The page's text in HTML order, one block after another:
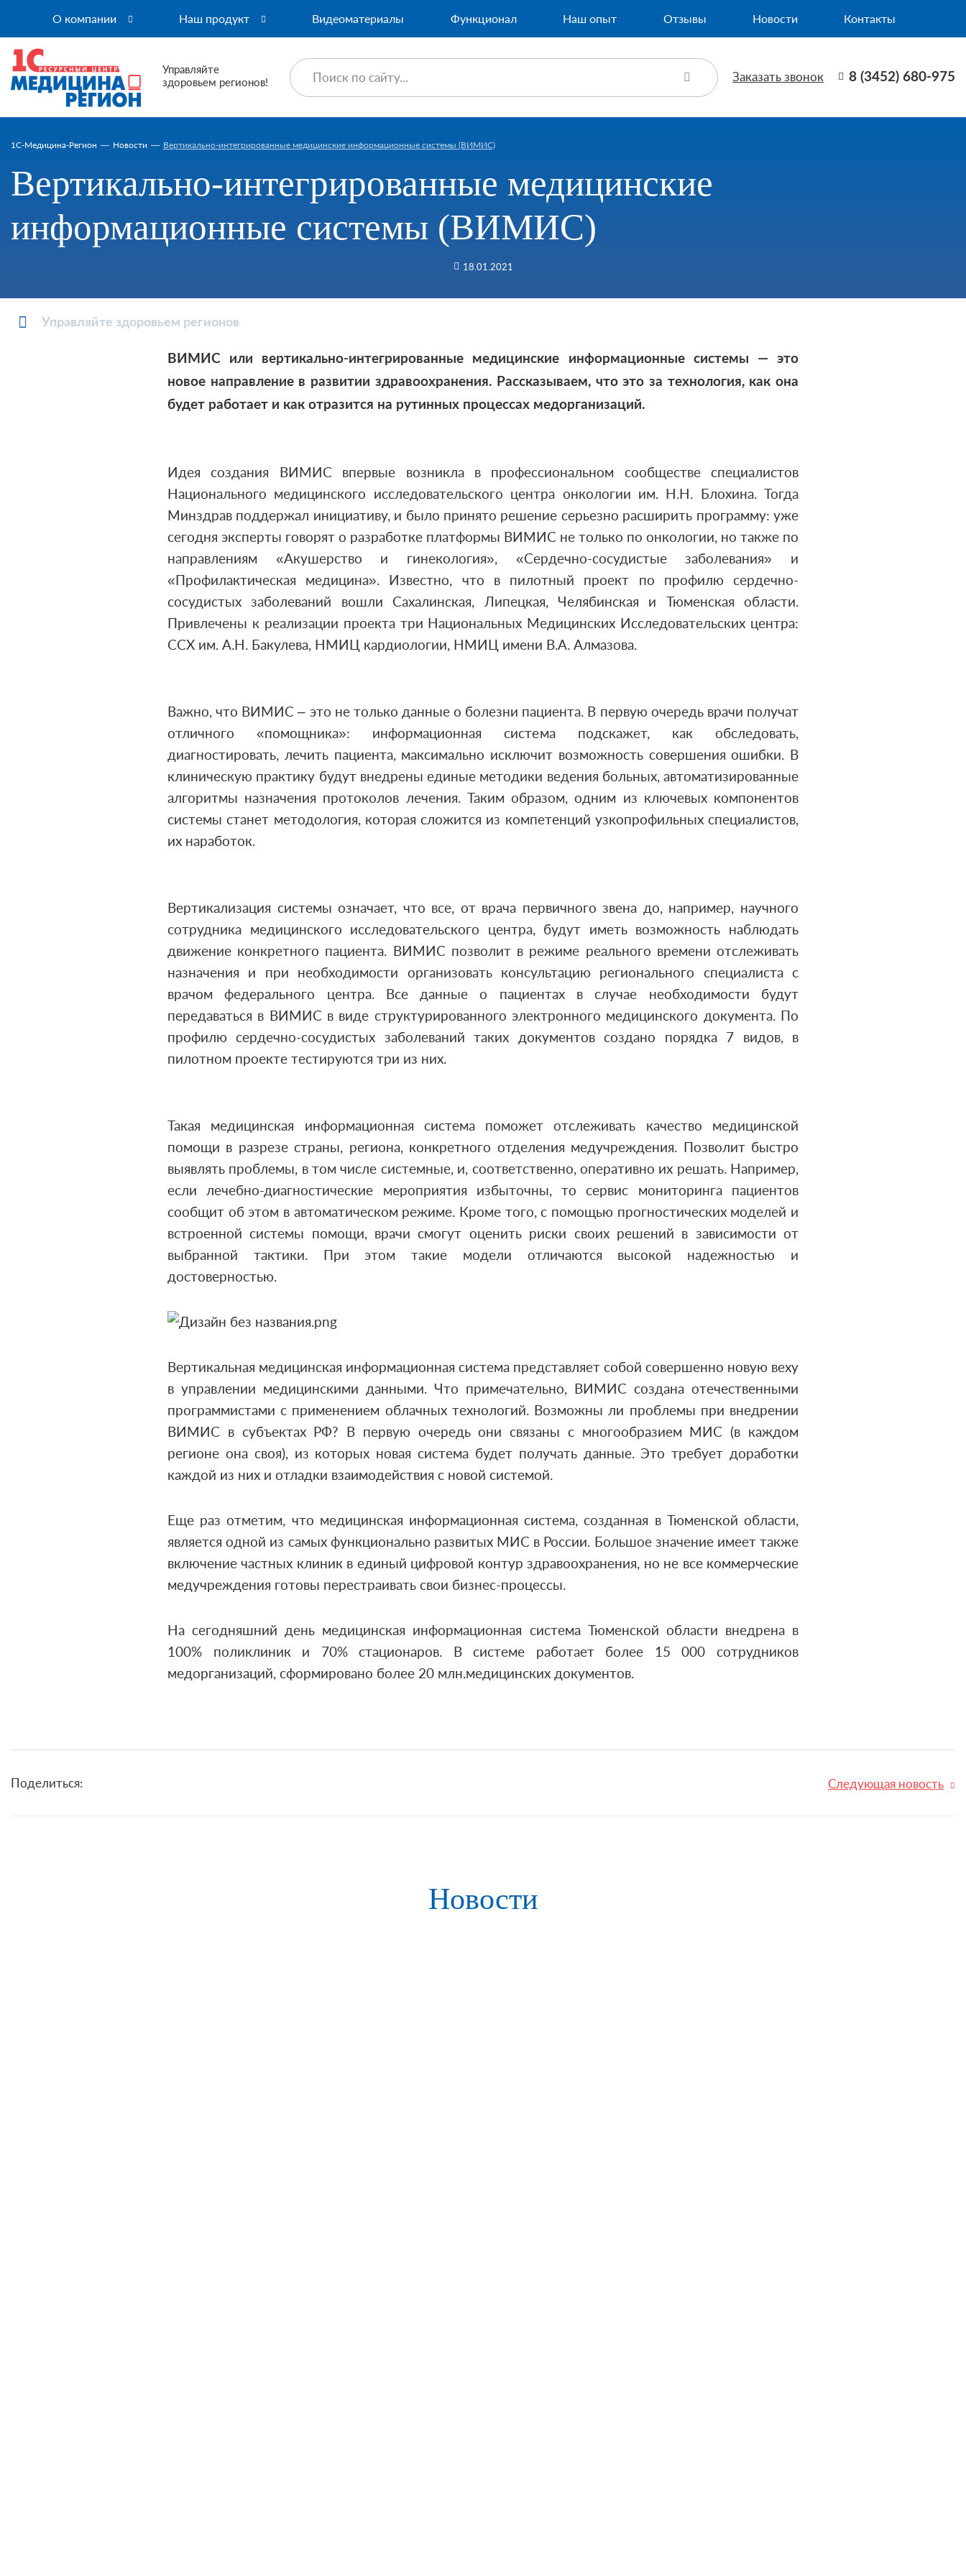
О компании Наш продукт Видеоматериалы Функционал Наш опыт Отзывы Новости Контакты
Управляйте
здоровьем регионов!
Заказать звонок 8 (3452) 680-975
1C-Медицина-Регион Новости Вертикально-интегрированные медицинские информационные системы (ВИМИС)
Вертикально-интегрированные медицинские
информационные системы (ВИМИС)
18.01.2021
Управляйте здоровьем регионов
ВИМИС или вертикально-интегрированные медицинские информационные системы — это
новое направление в развитии здравоохранения. Рассказываем, что это за технология, как она
будет работает и как отразится на рутинных процессах медорганизаций.
Идея создания ВИМИС впервые возникла в профессиональном сообществе специалистов
Национального медицинского исследовательского центра онкологии им. Н.Н. Блохина. Тогда
Минздрав поддержал инициативу, и было принято решение серьезно расширить программу: уже
сегодня эксперты говорят о разработке платформы ВИМИС не только по онкологии, но также по
направлениям «Акушерство и гинекология», «Сердечно-сосудистые заболевания» и
«Профилактическая медицина». Известно, что в пилотный проект по профилю сердечно-
сосудистых заболеваний вошли Сахалинская, Липецкая, Челябинская и Тюменская области.
Привлечены к реализации проекта три Национальных Медицинских Исследовательских центра:
ССХ им. А.Н. Бакулева, НМИЦ кардиологии, НМИЦ имени В.А. Алмазова.
Важно, что ВИМИС – это не только данные о болезни пациента. В первую очередь врачи получат
отличного «помощника»: информационная система подскажет, как обследовать,
диагностировать, лечить пациента, максимально исключит возможность совершения ошибки. В
клиническую практику будут внедрены единые методики ведения больных, автоматизированные
алгоритмы назначения протоколов лечения. Таким образом, одним из ключевых компонентов
системы станет методология, которая сложится из компетенций узкопрофильных специалистов,
их наработок.
Вертикализация системы означает, что все, от врача первичного звена до, например, научного
сотрудника медицинского исследовательского центра, будут иметь возможность наблюдать
движение конкретного пациента. ВИМИС позволит в режиме реального времени отслеживать
назначения и при необходимости организовать консультацию регионального специалиста с
врачом федерального центра. Все данные о пациентах в случае необходимости будут
передаваться в ВИМИС в виде структурированного электронного медицинского документа. По
профилю сердечно-сосудистых заболеваний таких документов создано порядка 7 видов, в
пилотном проекте тестируются три из них.
Такая медицинская информационная система поможет отслеживать качество медицинской
помощи в разрезе страны, региона, конкретного отделения медучреждения. Позволит быстро
выявлять проблемы, в том числе системные, и, соответственно, оперативно их решать. Например,
если лечебно-диагностические мероприятия избыточны, то сервис мониторинга пациентов
сообщит об этом в автоматическом режиме. Кроме того, с помощью прогностических моделей и
встроенной системы помощи, врачи смогут оценить риски своих решений в зависимости от
выбранной тактики. При этом такие модели отличаются высокой надежностью и
достоверностью.
Вертикальная медицинская информационная система представляет собой совершенно новую веху
в управлении медицинскими данными. Что примечательно, ВИМИС создана отечественными
программистами с применением облачных технологий. Возможны ли проблемы при внедрении
ВИМИС в субъектах РФ? В первую очередь они связаны с многообразием МИС (в каждом
регионе она своя), из которых новая система будет получать данные. Это требует доработки
каждой из них и отладки взаимодействия с новой системой.
Еще раз отметим, что медицинская информационная система, созданная в Тюменской области,
является одной из самых функционально развитых МИС в России. Большое значение имеет также
включение частных клиник в единый цифровой контур здравоохранения, но не все коммерческие
медучреждения готовы перестраивать свои бизнес-процессы.
На сегодняшний день медицинская информационная система Тюменской области внедрена в
100% поликлиник и 70% стационаров. В системе работает более 15 000 сотрудников
медорганизаций, сформировано более 20 млн.медицинских документов.
Поделиться: Следующая новость
Новости